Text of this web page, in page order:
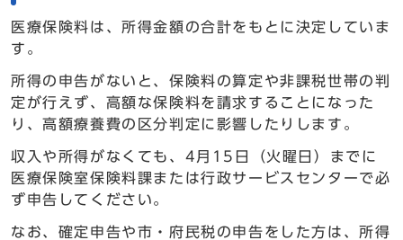
医療保険料は、所得金額の合計をもとに決定していま
す。
所得の申告がないと、保険料の算定や非課税世帯の判
定が行えず、高額な保険料を請求することになった
り、高額療養費の区分判定に影響したりします。
収入や所得がなくても、4月15日（火曜日）までに
医療保険室保険料課または行政サービスセンターで必
ず申告してください。
なお、確定申告や市・府民税の申告をした方は、所得